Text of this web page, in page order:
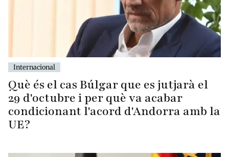
Internacional
Què és el cas Búlgar que es jutjarà el
29 d'octubre i per què va acabar
condicionant l'acord d'Andorra amb la
UE?